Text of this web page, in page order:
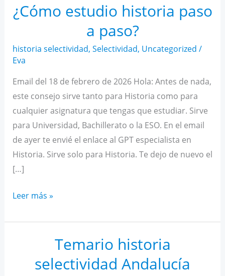
¿Cómo estudio historia paso
a paso?
historia selectividad, Selectividad, Uncategorized /
Eva
Email del 18 de febrero de 2026 Hola: Antes de nada,
este consejo sirve tanto para Historia como para
cualquier asignatura que tengas que estudiar. Sirve
para Universidad, Bachillerato o la ESO. En el email
de ayer te envié el enlace al GPT especialista en
Historia. Sirve solo para Historia. Te dejo de nuevo el
[…]
¿Cómo
historia
Leer más »
Temario historia
selectividad Andalucía